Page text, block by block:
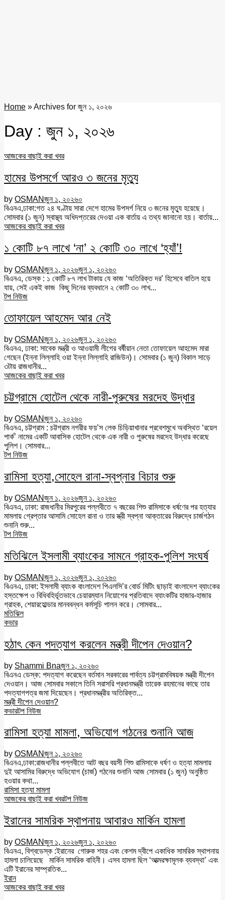
Home »Archives for জুন ১, ২০২৬
Day : জুন ১, ২০২৬
আজকের বাছাই করা খবর
হামের উপসর্গে আরও ৩ জনের মৃত্যু
by OSMANজুন ১, ২০২৬০
বিএনএ,ঢাকা:গত ২৪ ঘণ্টায় সারা দেশে হামের উপসর্গ নিয়ে ৩ জনের মৃত্যু হয়েছে।
সোমবার (১ জুন) স্বাস্থ্য অধিদপ্তরের দেওয়া এক বার্তায় এ তথ্য জানানো হয়। বার্তায়...
আজকের বাছাই করা খবর
১ কোটি ৮৭ লাখে ‘না’ ২ কোটি ৩০ লাখে ‘হ্যাঁ’!
by OSMANজুন ১, ২০২৬জুন ১, ২০২৬০
বিএনএ, ডেস্ক : ১ কোটি ৮৭ লাখ টাকায় যে কাজ ‘অতিরিক্ত দর’ হিসেবে বাতিল হয়ে
যায়, সেই একই কাজ কিছু দিনের ব্যবধানে ২ কোটি ৩০ লাখ...
টপ নিউজ
তোফায়েল আহমেদ আর নেই
by OSMANজুন ১, ২০২৬জুন ১, ২০২৬০
বিএনএ, ঢাকা: সাবেক মন্ত্রী ও আওয়ামী লীগের বর্ষীয়ান নেতা তোফায়েল আহমেদ মারা
গেছেন (ইন্না লিল্লাহি ওয়া ইন্না লিল্লাহি রাজিউন)। সোমবার (১ জুন) বিকাল সাড়ে
৩টায় রাজধানীর...
আজকের বাছাই করা খবর
চট্টগ্রামে হোটেল থেকে নারী-পুরুষের মরদেহ উদ্ধার
by OSMANজুন ১, ২০২৬০
বিএনএ, চট্টগ্রাম : চট্টগ্রাম নগরীর ফয়’স লেক চিড়িয়াখানার প্রবেশমুখে অবস্থিত ‘রয়েল
পার্ক’ নামের একটি আবাসিক হোটেল থেকে এক নারী ও পুরুষের মরদেহ উদ্ধার করেছে
পুলিশ। সোমবার...
টপ নিউজ
রামিসা হত্যা,সোহেল রানা-স্বপ্নার বিচার শুরু
by OSMANজুন ১, ২০২৬জুন ১, ২০২৬০
বিএনএ, ঢাকা: রাজধানীর মিরপুরের পল্লবীতে ৭ বছরের শিশু রামিসাকে ধর্ষণের পর হত্যার
মামলায় গ্রেপ্তার আসামি সোহেল রানা ও তার স্ত্রী স্বপ্না আক্তারের বিরুদ্ধে চার্জগঠন
শুনানি শুরু...
টপ নিউজ
মতিঝিলে ইসলামী ব্যাংকের সামনে গ্রাহক-পুলিশ সংঘর্ষ
by OSMANজুন ১, ২০২৬জুন ১, ২০২৬০
বিএনএ, ঢাকা: ইসলামী ব্যাংক বাংলাদেশ পিএলসি’র বোর্ড মিটিং ছাড়াই বাংলাদেশ ব্যাংকের
হস্তক্ষেপ ও বিধিবহির্ভূতভাবে চেয়ারম্যান নিয়োগের প্রতিবাদে ব্যাংকটির হাজার-হাজার
গ্রাহক, শেয়ারহোল্ডার মানববন্ধন কর্মসূচি পালন করে। সোমবার...
মতিঝিল
কভার
হঠাৎ কেন পদত্যাগ করলেন মন্ত্রী দীপেন দেওয়ান?
by Shammi Bnaজুন ১, ২০২৬০
বিএনএ ডেস্ক: পদত্যাগ করেছেন বর্তমান সরকারের পার্বত্য চট্টগ্রামবিষয়ক মন্ত্রী দীপেন
দেওয়ান। আজ সোমবার সকালে তিনি সরাসরি প্রধানমন্ত্রী তারেক রহমানের কাছে তার
পদত্যাগপত্র জমা দিয়েছেন। প্রধানমন্ত্রীর অতিরিক্ত...
মন্ত্রী দীপেন দেওয়ান?
কভারটপ নিউজ
রামিসা হত্যা মামলা, অভিযোগ গঠনের শুনানি আজ
by OSMANজুন ১, ২০২৬০
বিএনএ,ঢাকা:রাজধানীর পল্লবীতে আট বছর বয়সী শিশু রামিসাকে ধর্ষণ ও হত্যা মামলায়
দুই আসামির বিরুদ্ধে অভিযোগ (চার্জ) গঠনের শুনানি আজ সোমবার (১ জুন) অনুষ্ঠিত
হওয়ার কথা...
রামিসা হত্যা মামলা
আজকের বাছাই করা খবরটপ নিউজ
ইরানের সামরিক স্থাপনায় আবারও মার্কিন হামলা
by OSMANজুন ১, ২০২৬জুন ১, ২০২৬০
বিএনএ, বিশ্বডেস্ক :ইরানের গোরুক শহর এবং কেশম দ্বীপে একাধিক সামরিক স্থাপনায়
হামলা চালিয়েছে মার্কিন সামরিক বাহিনী। এসব হামলা ছিল ‘আত্মরক্ষামূলক ব্যবস্থা’ এবং
এটি ইরানের সাম্প্রতিক...
ইরান
আজকের বাছাই করা খবর